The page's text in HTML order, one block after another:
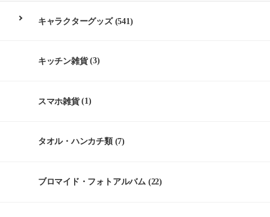
キャラクターグッズ(541)
キッチン雑貨(3)
スマホ雑貨(1)
タオル・ハンカチ類(7)
ブロマイド・フォトアルバム (22)